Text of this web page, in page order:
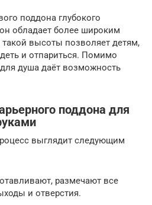
поддона глубокого
обладает более широким
высоты позволяет детям,
и отпариться. Помимо
душа даёт возможность
поддона для
выглядит следующим
размечают все
и отверстия.